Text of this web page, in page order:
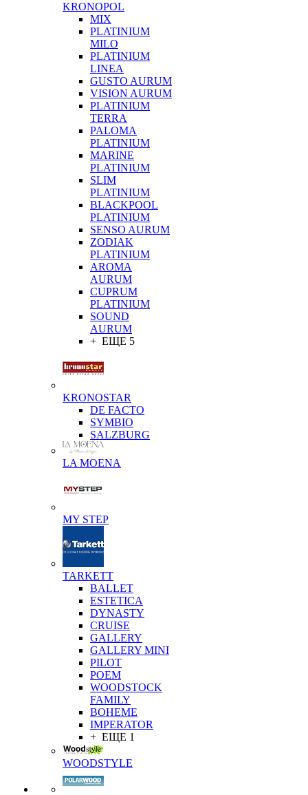
KRONOPOL
MIX
PLATINIUM
MILO
PLATINIUM
LINEA
GUSTO AURUM
VISION AURUM
PLATINIUM
TERRA
PALOMA
PLATINIUM
MARINE
PLATINIUM
SLIM
PLATINIUM
BLACKPOOL
PLATINIUM
SENSO AURUM
ZODIAK
PLATINIUM
AROMA
AURUM
CUPRUM
PLATINIUM
SOUND
AURUM
+ ЕЩЕ 5
KRONOSTAR
DE FACTO
SYMBIO
SALZBURG
LA MOENA
MY STEP
TARKETT
BALLET
ESTETICA
DYNASTY
CRUISE
GALLERY
GALLERY MINI
PILOT
POEM
WOODSTOCK
FAMILY
BOHEME
IMPERATOR
+ ЕЩЕ 1
WOODSTYLE